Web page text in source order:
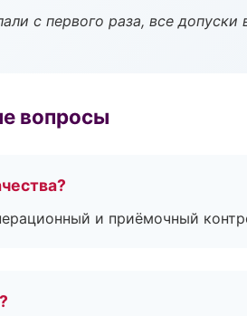
с первого раза, все
вопросы
и приёмочный